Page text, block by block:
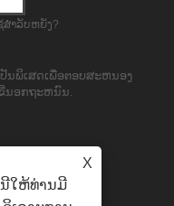
ສໍາລັບຫຍັງ?
ນພິເສດເພື່ອຕອບສະຫນອງ
ນອກຖະຫນົນ.
X
ນີໃຫ້ທ່ານມີ